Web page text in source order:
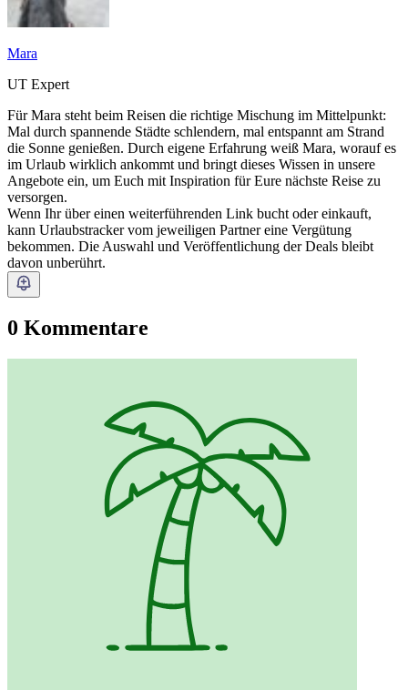
Mara
UT Expert
Für Mara steht beim Reisen die richtige Mischung im Mittelpunkt:
Mal durch spannende Städte schlendern, mal entspannt am Strand
die Sonne genießen. Durch eigene Erfahrung weiß Mara, worauf es
im Urlaub wirklich ankommt und bringt dieses Wissen in unsere
Angebote ein, um Euch mit Inspiration für Eure nächste Reise zu
versorgen.
Wenn Ihr über einen weiterführenden Link bucht oder einkauft,
kann Urlaubstracker vom jeweiligen Partner eine Vergütung
bekommen. Die Auswahl und Veröffentlichung der Deals bleibt
davon unberührt.
0 Kommentare